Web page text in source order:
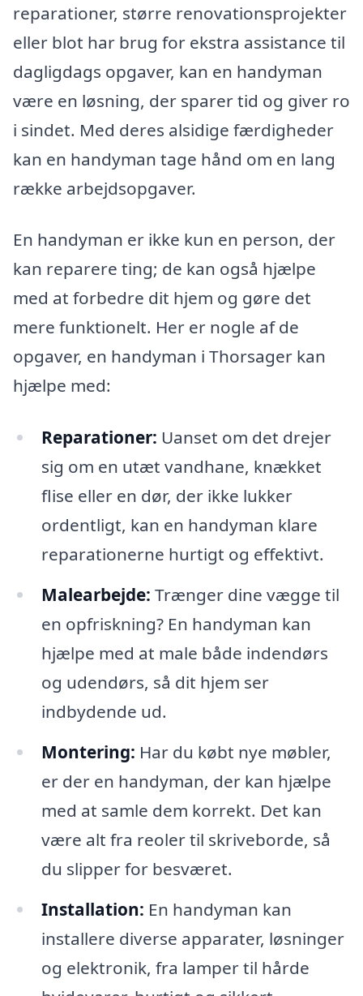
reparationer, større renovationsprojekter
eller blot har brug for ekstra assistance til
dagligdags opgaver, kan en handyman
være en løsning, der sparer tid og giver ro
i sindet. Med deres alsidige færdigheder
kan en handyman tage hånd om en lang
række arbejdsopgaver.
En handyman er ikke kun en person, der
kan reparere ting; de kan også hjælpe
med at forbedre dit hjem og gøre det
mere funktionelt. Her er nogle af de
opgaver, en handyman i Thorsager kan
hjælpe med:
Reparationer: Uanset om det drejer
sig om en utæt vandhane, knækket
flise eller en dør, der ikke lukker
ordentligt, kan en handyman klare
reparationerne hurtigt og effektivt.
Malearbejde: Trænger dine vægge til
en opfriskning? En handyman kan
hjælpe med at male både indendørs
og udendørs, så dit hjem ser
indbydende ud.
Montering: Har du købt nye møbler,
er der en handyman, der kan hjælpe
med at samle dem korrekt. Det kan
være alt fra reoler til skriveborde, så
du slipper for besværet.
Installation: En handyman kan
installere diverse apparater, løsninger
og elektronik, fra lamper til hårde